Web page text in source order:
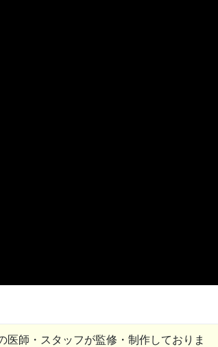
師・スタッフが監修・制作しておりま